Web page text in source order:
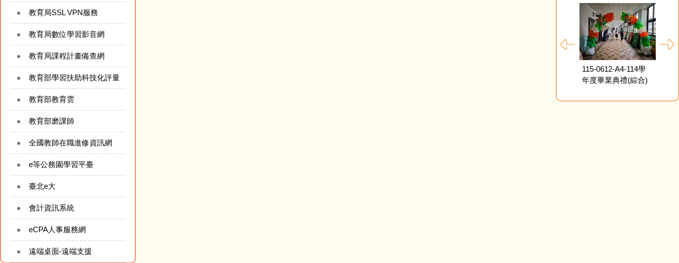
教育局SSL VPN服務
教育局數位學習影音網
教育局課程計畫備查網
教育部學習扶助科技化評量
教育部教育雲
教育部磨課師
全國教師在職進修資訊網
e等公務園學習平臺
臺北e大
會計資訊系統
eCPA人事服務網
遠端桌面-遠端支援
114-1114-B2-直笛團
參加三和國中音樂比
賽~榮獲優等
114-1022-B2-彩虹達
人秀-舞蹈達人
115-0612-A4-114學
年度畢業典禮(綜合)